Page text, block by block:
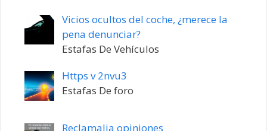
Vicios ocultos del coche, ¿merece la
pena denunciar?
Estafas De Vehículos
Https v 2nvu3
Estafas De foro
Reclamalia opiniones